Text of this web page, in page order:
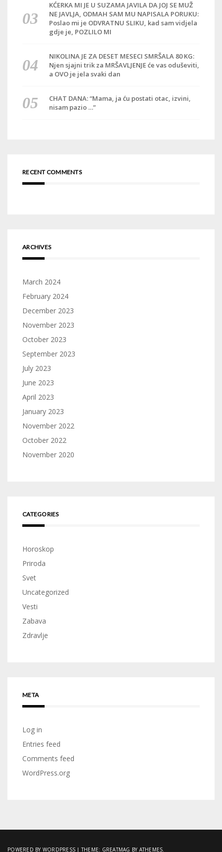
KĆERKA MI JE U SUZAMA JAVILA DA JOJ SE MUŽ
NE JAVLJA, ODMAH SAM MU NAPISALA PORUKU:
Poslao mi je ODVRATNU SLIKU, kad sam vidjela
gdje je, POZLILO MI
NIKOLINA JE ZA DESET MESECI SMRŠALA 80 KG:
Njen sjajni trik za MRŠAVLJENJE će vas oduševiti,
a OVO je jela svaki dan
CHAT DANA: “Mama, ja ću postati otac, izvini,
nisam pazio …”
RECENT COMMENTS
ARCHIVES
March 2024
February 2024
December 2023
November 2023
October 2023
September 2023
July 2023
June 2023
April 2023
January 2023
November 2022
October 2022
November 2020
CATEGORIES
Horoskop
Priroda
Svet
Uncategorized
Vesti
Zabava
Zdravlje
META
Log in
Entries feed
Comments feed
WordPress.org
POWERED BY WORDPRESS |THEME: GREATMAG BY ATHEMES.